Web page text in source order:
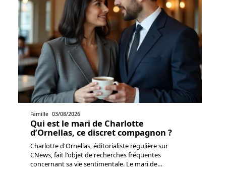
Famille 03/08/2026
Qui est le mari de Charlotte
d’Ornellas, ce discret compagnon ?
Charlotte d'Ornellas, éditorialiste régulière sur
CNews, fait l'objet de recherches fréquentes
concernant sa vie sentimentale. Le mari de…